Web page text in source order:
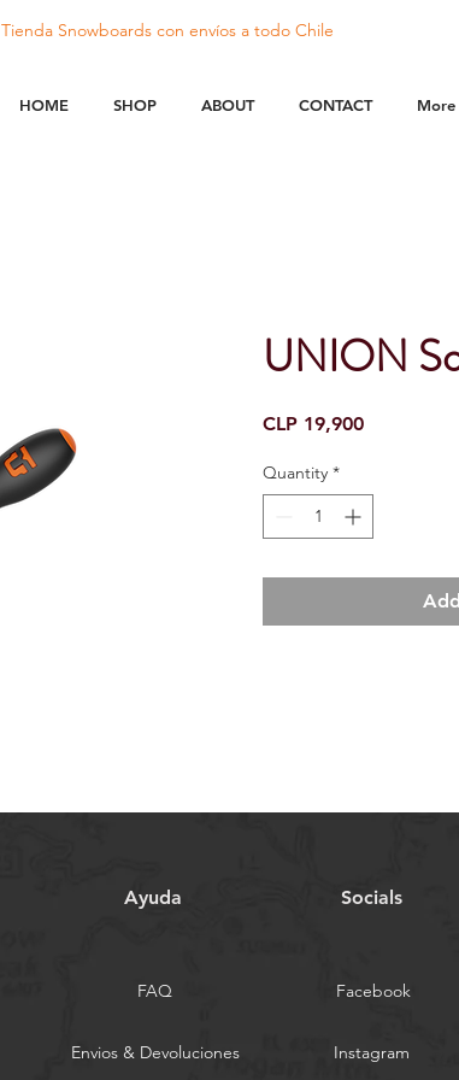
Tienda Snowboards con envíosa todo Chile
HOME SHOP ABOUT CONTACT More
UNION
CLP 19,900Price
Quantity *
Ayuda Socials
FAQ
Envios & Devoluciones
Facebook
Instagram